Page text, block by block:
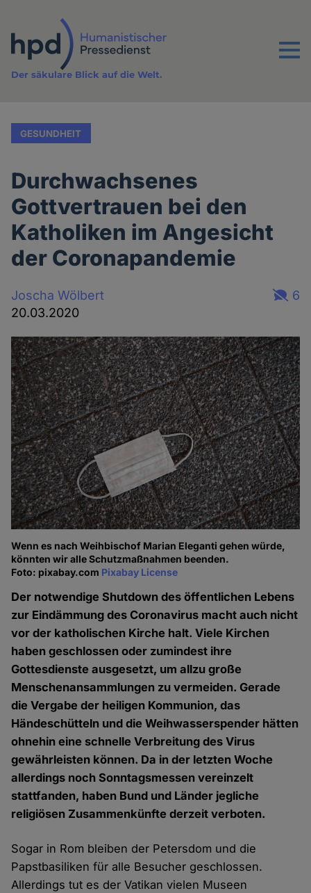
Inhalt
Menu
Der säkulare Blick auf die Welt.
GESUNDHEIT
Durchwachsenes
Gottvertrauen bei den
Katholiken im Angesicht
der Coronapandemie
Joscha Wölbert
20.03.2020
6
Wenn es nach Weihbischof Marian Eleganti gehen würde,
könnten wir alle Schutzmaßnahmen beenden.
Foto: pixabay.com Pixabay License
Der notwendige Shutdown des öffentlichen Lebens
zur Eindämmung des Coronavirus macht auch nicht
vor der katholischen Kirche halt. Viele Kirchen
haben geschlossen oder zumindest ihre
Gottesdienste ausgesetzt, um allzu große
Menschenansammlungen zu vermeiden. Gerade
die Vergabe der heiligen Kommunion, das
Händeschütteln und die Weihwasserspender hätten
ohnehin eine schnelle Verbreitung des Virus
gewährleisten können. Da in der letzten Woche
allerdings noch Sonntagsmessen vereinzelt
stattfanden, haben Bund und Länder jegliche
religiösen Zusammenkünfte derzeit verboten.
Sogar in Rom bleiben der Petersdom und die
Papstbasiliken für alle Besucher geschlossen.
Allerdings tut es der Vatikan vielen Museen